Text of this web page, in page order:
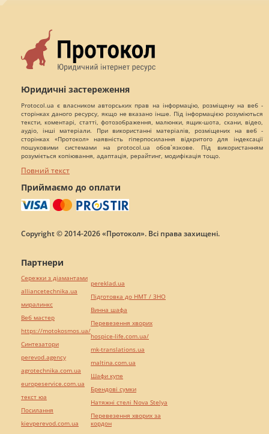
Юридичні застереження
Protocol.ua є власником авторських прав на інформацію, розміщену на веб -
сторінках даного ресурсу, якщо не вказано інше. Під інформацією розуміються
тексти, коментарі, статті, фотозображення, малюнки, ящик-шота, скани, відео,
аудіо, інші матеріали. При використанні матеріалів, розміщених на веб -
сторінках «Протокол» наявність гіперпосилання відкритого для індексації
пошуковими системами на protocol.ua обов`язкове. Під використанням
розуміється копіювання, адаптація, рерайтинг, модифікація тощо.
Повний текст
Приймаємо до оплати
Copyright © 2014-2026 «Протокол». Всі права захищені.
Партнери
Сережки з діамантами
alliancetechnika.ua
миралинкс
Веб мастер
https://motokosmos.ua/
Синтезатори
perevod.agency
agrotechnika.com.ua
europeservice.com.ua
текст юа
Посилання
kievperevod.com.ua
pereklad.ua
Підготовка до НМТ / ЗНО
Винна шафа
Перевезення хворих
hospice-life.com.ua/
mk-translations.ua
maltina.com.ua
Шафи купе
Брендові сумки
Натяжні стелі Nova Stelya
Перевезення хворих за
кордон